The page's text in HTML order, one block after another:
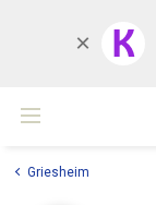
K
Griesheim